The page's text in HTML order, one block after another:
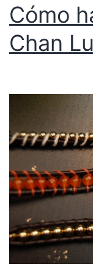
Cómo
Chan